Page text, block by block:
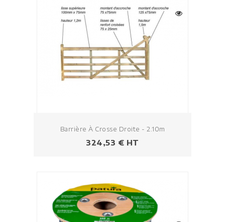
Barrière À Crosse Droite - 2.10m
Prezzo
324,53 € HT